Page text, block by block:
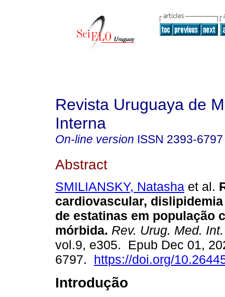
Revista Uruguaya de
Interna
On-line version ISSN 2393-6797
Abstract
SMILIANSKY, Natasha et al.
cardiovascular,
de estatinas em população
mórbida. Rev. Urug. Med. Int.
vol.9, e305. Epub Dec 01,
6797. https://doi.org/
Introdução